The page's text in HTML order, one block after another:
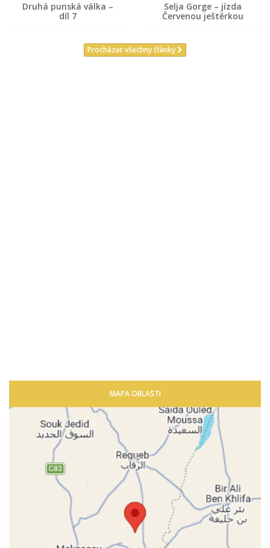
Druhá punská válka –
díl 7
Selja Gorge – jízda
Červenou ještěrkou
Procházet všechny články
MAPA OBLASTI